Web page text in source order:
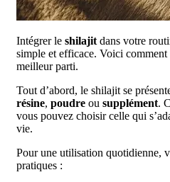
Intégrer le shilajit dans votre
simple et efficace. Voici
meilleur parti.
Tout d’abord, le shilajit se
résine, poudre ou supplément.
vous pouvez choisir celle qui
vie.
Pour une utilisation quotidienne,
pratiques :